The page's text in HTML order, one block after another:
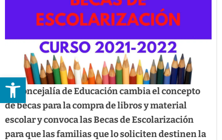
Abrir barra de herramientas
La Concejalía de Educación cambia el concepto
de becas para la compra de libros y material
escolar y convoca las Becas de Escolarización
para que las familias que lo soliciten destinen la